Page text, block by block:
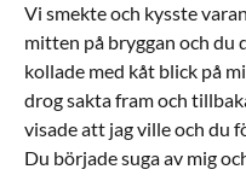
Vi smekte och kysste
mitten på bryggan och du
kollade med kåt blick på
drog sakta fram och
visade att jag ville och du
Du började suga av mig